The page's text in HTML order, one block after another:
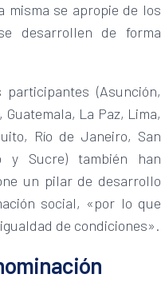
misma se apropie de los
desarrollen de forma
(Asunción,
La Paz, Lima,
Río de Janeiro, San
y Sucre) también han
un pilar de desarrollo
social, «por lo que
de condiciones».